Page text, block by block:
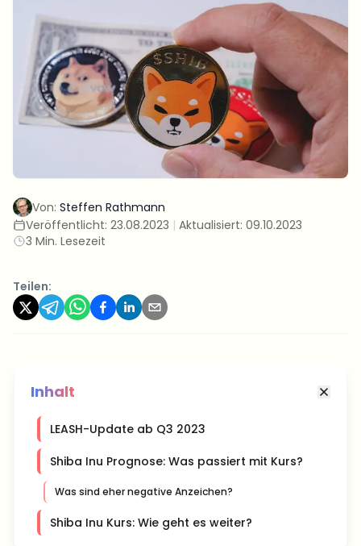
Von: Steffen Rathmann
Veröffentlicht: 23.08.2023 | Aktualisiert: 09.10.2023
3 Min. Lesezeit
Teilen:
Inhalt
LEASH-Update ab Q3 2023
Shiba Inu Prognose: Was passiert mit Kurs?
Was sind eher negative Anzeichen?
Shiba Inu Kurs: Wie geht es weiter?